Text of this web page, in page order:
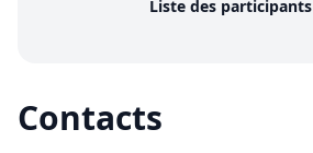
Liste des participants
Contacts